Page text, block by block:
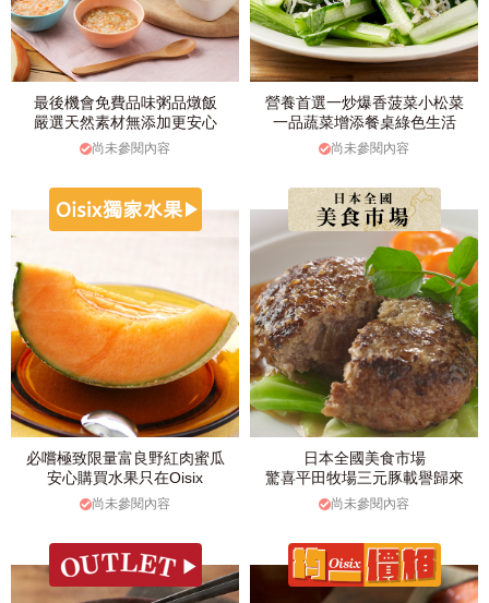
最後機會免費品味粥品燉飯
嚴選天然素材無添加更安心
尚未參閱內容
營養首選一炒爆香菠菜小松菜
一品蔬菜增添餐桌綠色生活
尚未參閱內容
必嚐極致限量富良野紅肉蜜瓜
安心購買水果只在Oisix
尚未參閱內容
日本全國美食市場
驚喜平田牧場三元豚載譽歸來
尚未參閱內容